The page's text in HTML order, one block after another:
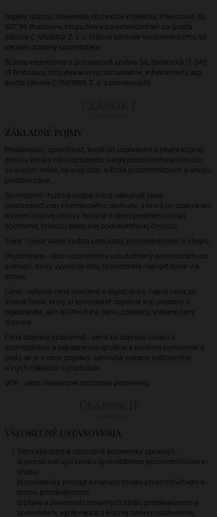
orgány dozoru: Slovenská obchodná inšpekcia, Prievozská 32,
827 99 Bratislava, https://www.soi.sk/sk/Kontakt.soi (podľa
zákona č. 128/2002 Z. z. o štátnej kontrole vnútorného trhu vo
veciach ochrany spotrebiteľa)
Štátna veterinárna a potravinová správa SR, Botanická 17, 842
13 Bratislava, http://www.svssr.sk/zakladne_info/kontakty.asp
(podľa zákona č. 152/1995 Z. z. o potravinách)
Základné pojmy
Predávajúci - spoločnosť, ktorá pri uzatváraní a plnení kúpnej
zmluvy koná v rámci predmetu svojej podnikateľskej činnosti
vo svojom mene, na svoj účet, a ktorá prostredníctvom e-shopu
predáva tovar.
Spotrebiteľ - fyzická osoba, ktorá nakupuje tovar
prostredníctvom internetového obchodu, a ktorá pri uzatváraní
a plnení kúpnej zmluvy nekoná v rámci predmetu svojej
obchodnej činnosti alebo inej podnikateľskej činnosti.
Tovar - tovar alebo služba ponúkaný prostredníctvom e-shopu.
Objednávka - úkon spotrebiteľa uskutočnený prostredníctvom
e-shopu, ktorý vyjadruje vôľu spotrebiteľa nakúpiť tovar v e-
shope.
Cena - celková cena uvedená v objednávke, najmä cena za
všetok tovar, ktorý si spotrebiteľ objednal a je uvedený v
objednávke, ako aj DPH či iné dane, poplatky, vrátane ceny
dopravy.
Cena dopravy (dopravné) - cena za dopravu tovaru k
spotrebiteľovi a prípadne manipulácia s tovarom (vynesenie a
pod.), ak je v cene dopravy zahrnutá vrátane poštovného
a iných nákladov s poplstkov.
VOP - tieto všeobecné obchodné podmienky.
Všeobecné ustanovenia
Tieto všeobecné obchodné podmienky upravujú:
a) proces nákupu tovaru spotrebiteľom prostredníctvom e-
shopu;
b) podmienky predaja a nákupu tovaru prostredníctvom e-
shopu predávajúceho;
c) práva a povinnosti zmluvných strán, predávajúceho a
spotrebiteľa, vyplývajúce z kúpnej zmluvy uzatvorenej